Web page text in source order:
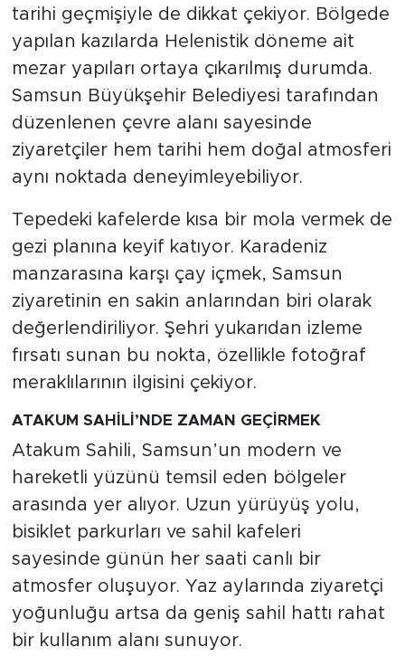
tarihi geçmişiyle de dikkat çekiyor. Bölgede
yapılan kazılarda Helenistik döneme ait
mezar yapıları ortaya çıkarılmış durumda.
Samsun Büyükşehir Belediyesi tarafından
düzenlenen çevre alanı sayesinde
ziyaretçiler hem tarihi hem doğal atmosferi
aynı noktada deneyimleyebiliyor.
Tepedeki kafelerde kısa bir mola vermek de
gezi planına keyif katıyor. Karadeniz
manzarasına karşı çay içmek, Samsun
ziyaretinin en sakin anlarından biri olarak
değerlendiriliyor. Şehri yukarıdan izleme
fırsatı sunan bu nokta, özellikle fotoğraf
meraklılarının ilgisini çekiyor.
ATAKUM SAHİLİ’NDE ZAMAN GEÇİRMEK
Atakum Sahili, Samsun’un modern ve
hareketli yüzünü temsil eden bölgeler
arasında yer alıyor. Uzun yürüyüş yolu,
bisiklet parkurları ve sahil kafeleri
sayesinde günün her saati canlı bir
atmosfer oluşuyor. Yaz aylarında ziyaretçi
yoğunluğu artsa da geniş sahil hattı rahat
bir kullanım alanı sunuyor.